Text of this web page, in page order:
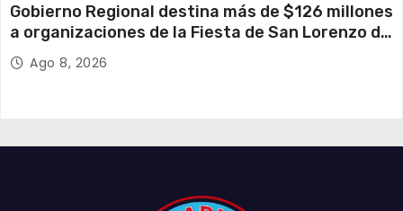
Gobierno Regional destina más de $126 millones
a organizaciones de la Fiesta de San Lorenzo de
Tarapacá
Ago 8, 2026